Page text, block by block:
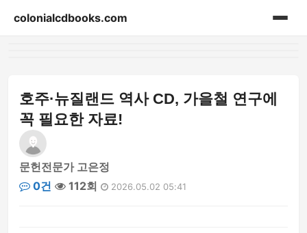
colonialcdbooks.com
호주·뉴질랜드 역사 CD, 가을철 연구에
꼭 필요한 자료!
문헌전문가 고은정
0건
112회 2026.05.02 05:41